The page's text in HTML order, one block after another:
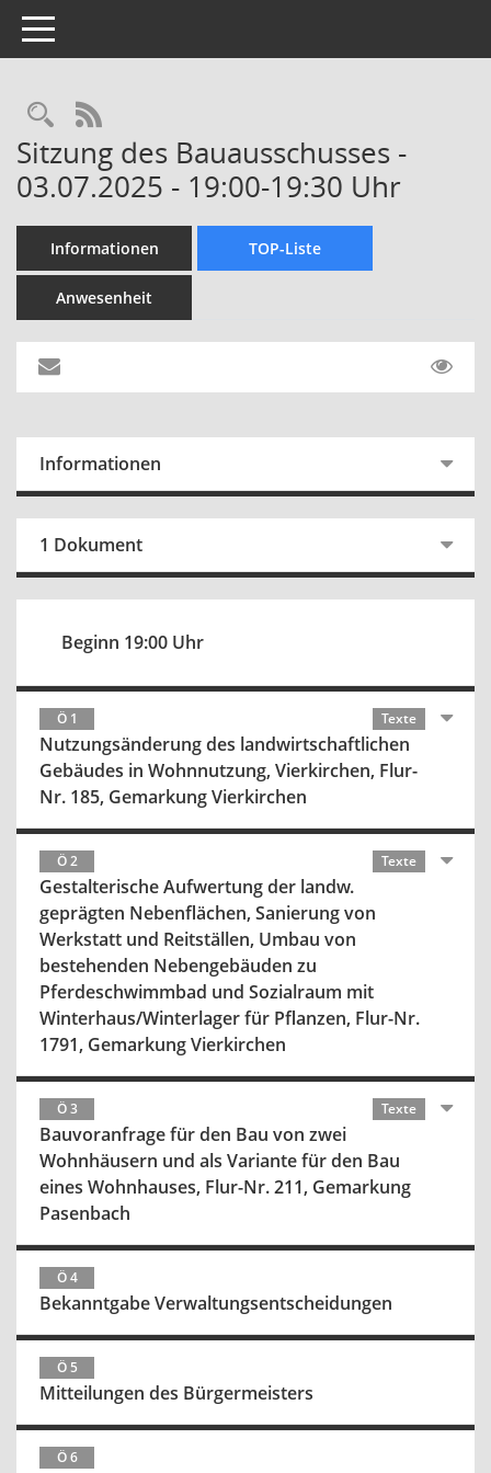
Toggle navigation
Rechercheauswahl
RSS-Feed
Sitzung des Bauausschusses -
03.07.2025 - 19:00-19:30 Uhr
Informationen TOP-Liste
Anwesenheit
Informationen
1 Dokument
Beginn 19:00 Uhr
Ö 1 Texte
Nutzungsänderung des landwirtschaftlichen
Gebäudes in Wohnnutzung, Vierkirchen, Flur-
Nr. 185, Gemarkung Vierkirchen
Ö 2 Texte
Gestalterische Aufwertung der landw.
geprägten Nebenflächen, Sanierung von
Werkstatt und Reitställen, Umbau von
bestehenden Nebengebäuden zu
Pferdeschwimmbad und Sozialraum mit
Winterhaus/Winterlager für Pflanzen, Flur-Nr.
1791, Gemarkung Vierkirchen
Ö 3 Texte
Bauvoranfrage für den Bau von zwei
Wohnhäusern und als Variante für den Bau
eines Wohnhauses, Flur-Nr. 211, Gemarkung
Pasenbach
Ö 4
Bekanntgabe Verwaltungsentscheidungen
Ö 5
Mitteilungen des Bürgermeisters
Ö 6